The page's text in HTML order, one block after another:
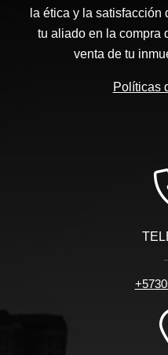
la ética y la
tu aliado en la compra
venta de tu
Políticas